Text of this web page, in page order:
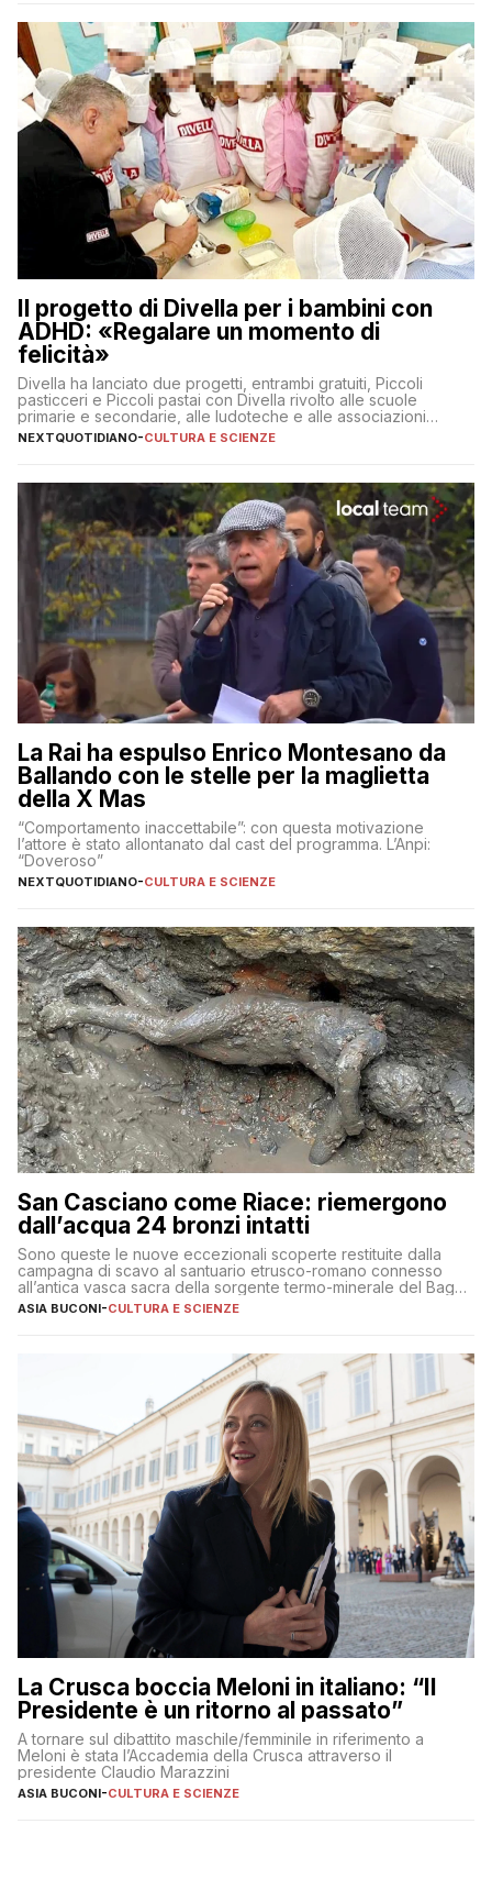
Il progetto di Divella per i bambini con
ADHD: «Regalare un momento di
felicità»
Divella ha lanciato due progetti, entrambi gratuiti, Piccoli
pasticceri e Piccoli pastai con Divella rivolto alle scuole
primarie e secondarie, alle ludoteche e alle associazioni
pugliesi che si occupano di bambini con ADHD
NEXTQUOTIDIANO-CULTURA E SCIENZE
La Rai ha espulso Enrico Montesano da
Ballando con le stelle per la maglietta
della X Mas
“Comportamento inaccettabile”: con questa motivazione
l’attore è stato allontanato dal cast del programma. L’Anpi:
“Doveroso”
NEXTQUOTIDIANO-CULTURA E SCIENZE
San Casciano come Riace: riemergono
dall’acqua 24 bronzi intatti
Sono queste le nuove eccezionali scoperte restituite dalla
campagna di scavo al santuario etrusco-romano connesso
all’antica vasca sacra della sorgente termo-minerale del Bagno
Grande
ASIA BUCONI-CULTURA E SCIENZE
La Crusca boccia Meloni in italiano: “Il
Presidente è un ritorno al passato”
A tornare sul dibattito maschile/femminile in riferimento a
Meloni è stata l’Accademia della Crusca attraverso il
presidente Claudio Marazzini
ASIA BUCONI-CULTURA E SCIENZE